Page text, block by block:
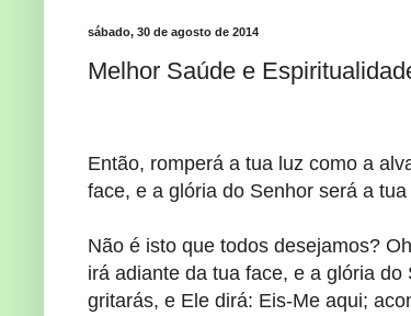
sábado, 30 de agosto de 2014
Melhor Saúde e
Então, romperá a tua luz como a
face, e a glória do Senhor será a
Não é isto que todos desejamos?
irá adiante da tua face, e a glória
gritarás, e Ele dirá: Eis-Me aqui;